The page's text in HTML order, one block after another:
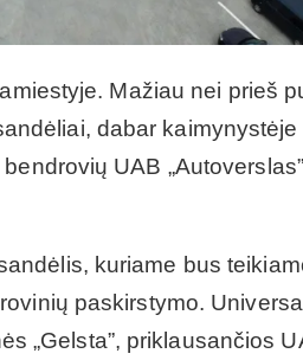
Mažiau nei prieš
dabar kaimynystėje
UAB „Autoverslas”
kuriame bus
paskirstymo.
„Gelsta”, priklausančios